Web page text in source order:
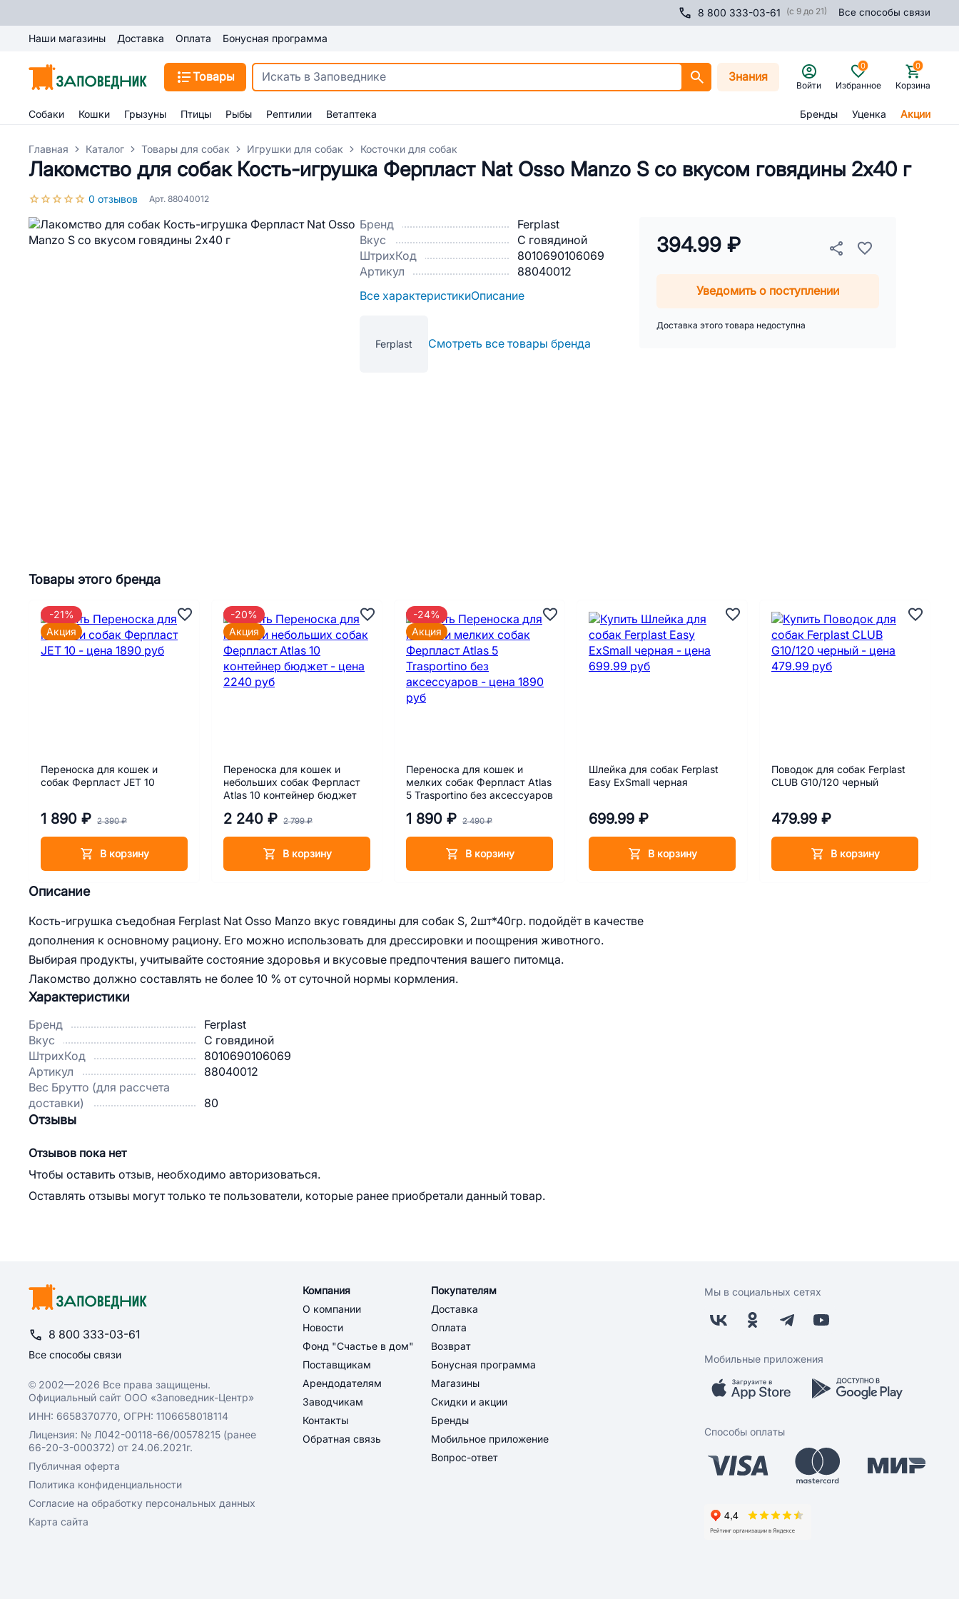
8 800 333-03-61 (с 9 до 21) Все способы связи
Наши магазины Доставка Оплата Бонусная программа
Товары Знания
Войти Избранное
0
Корзина
0
Собаки Кошки Грызуны Птицы Рыбы Рептилии Ветаптека Бренды Уценка Акции
Главная Каталог Товары для собак Игрушки для собак Косточки для собак
Лакомство для собак Кость-игрушка Ферпласт Nat Osso Manzo S со вкусом говядины 2х40 г
0 отзывов Арт. 88040012
Бренд
Ferplast
Вкус
С говядиной
ШтрихКод
8010690106069
Артикул
88040012
Все характеристикиОписание
Ferplast Смотреть все товары бренда
394.99 ₽
Уведомить о поступлении
Доставка этого товара недоступна
Описание
Кость-игрушка съедобная Ferplast Nat Osso Manzo вкус говядины для собак S, 2шт*40гр. подойдёт в качестве
дополнения к основному рациону. Его можно использовать для дрессировки и поощрения животного.
Выбирая продукты, учитывайте состояние здоровья и вкусовые предпочтения вашего питомца.
Лакомство должно составлять не более 10 % от суточной нормы кормления.
Товары этого бренда
Переноска для кошек и
собак Ферпласт JET 10
1 890 ₽ 2 390 ₽
В корзину
-21%
Акция
Переноска для кошек и
небольших собак Ферпласт
Atlas 10 контейнер бюджет
2 240 ₽ 2 799 ₽
В корзину
-20%
Акция
Переноска для кошек и
мелких собак Ферпласт Atlas
5 Trasportino без аксессуаров
1 890 ₽ 2 490 ₽
В корзину
-24%
Акция
Шлейка для собак Ferplast
Easy ExSmall черная
699.99 ₽
В корзину
Поводок для собак Ferplast
CLUB G10/120 черный
479.99 ₽
В корзину
Характеристики
Бренд
Ferplast
Вкус
С говядиной
ШтрихКод
8010690106069
Артикул
88040012
Вес Брутто (для рассчета
доставки)
80
Отзывы
Отзывов пока нет
Чтобы оставить отзыв, необходимо авторизоваться.
Оставлять отзывы могут только те пользователи, которые ранее приобретали данный товар.
8 800 333-03-61
Все способы связи
© 2002—2026 Все права защищены.
Официальный сайт ООО «Заповедник-Центр»
ИНН: 6658370770, ОГРН: 1106658018114
Лицензия: № Л042-00118-66/00578215 (ранее
66-20-3-000372) от 24.06.2021г.
Публичная оферта
Политика конфиденциальности
Согласие на обработку персональных данных
Карта сайта
Компания
О компании
Новости
Фонд "Счастье в дом"
Поставщикам
Арендодателям
Заводчикам
Контакты
Обратная связь
Покупателям
Доставка
Оплата
Возврат
Бонусная программа
Магазины
Скидки и акции
Бренды
Мобильное приложение
Вопрос-ответ
Мы в социальных сетях
Мобильные приложения
Способы оплаты